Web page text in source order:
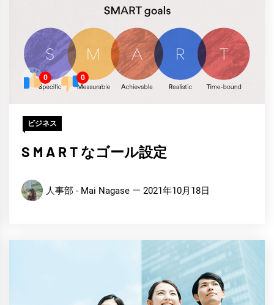
0 0
ビジネス
S M A R T なゴール設定
人事部 - Mai Nagase 2021年10月18日